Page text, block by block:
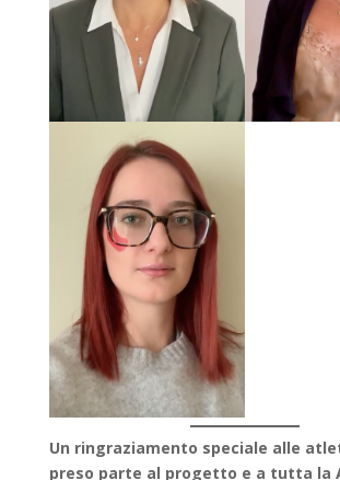
Un ringraziamento speciale alle
preso parte al progetto e a tutta la